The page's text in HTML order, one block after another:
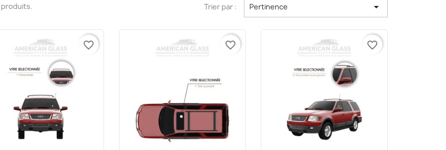
produits. Trier par : Pertinence 
favorite_border favorite_border favorite_border